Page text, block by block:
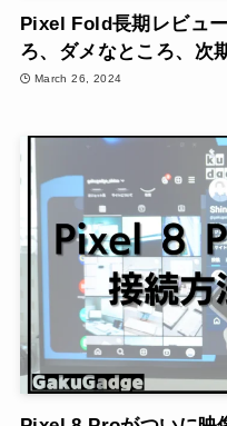
Pixel Fold長期レビュ
ろ、ダメなところ、次
March 26, 2024